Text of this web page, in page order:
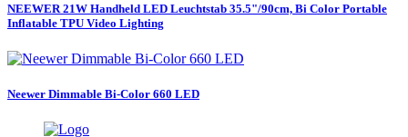
NEEWER 21W Handheld LED Leuchtstab 35.5"/90cm, Bi Color Portable
Inflatable TPU Video Lighting
Neewer Dimmable Bi-Color 660 LED